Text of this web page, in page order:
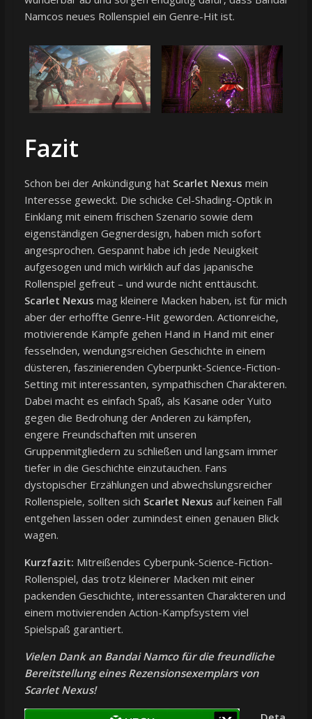
Namcos neues Rollenspiel ein Genre-Hit ist.
Fazit
Schon bei der Ankündigung hat Scarlet Nexus mein
Interesse geweckt. Die schicke Cel-Shading-Optik in
Einklang mit einem frischen Szenario sowie dem
eigenständigen Gegnerdesign, haben mich sofort
angesprochen. Gespannt habe ich jede Neuigkeit
aufgesogen und mich wirklich auf das japanische
Rollenspiel gefreut – und wurde nicht enttäuscht.
Scarlet Nexus mag kleinere Macken haben, ist für mich
aber der erhoffte Genre-Hit geworden. Actionreiche,
motivierende Kämpfe gehen Hand in Hand mit einer
fesselnden, wendungsreichen Geschichte in einem
düsteren, faszinierenden Cyberpunkt-Science-Fiction-
Setting mit interessanten, sympathischen Charakteren.
Dabei macht es einfach Spaß, als Kasane oder Yuito
gegen die Bedrohung der Anderen zu kämpfen,
engere Freundschaften mit unseren
Gruppenmitgliedern zu schließen und langsam immer
tiefer in die Geschichte einzutauchen. Fans
dystopischer Erzählungen und abwechslungsreicher
Rollenspiele, sollten sich Scarlet Nexus auf keinen Fall
entgehen lassen oder zumindest einen genauen Blick
wagen.
Kurzfazit: Mitreißendes Cyberpunk-Science-Fiction-
Rollenspiel, das trotz kleinerer Macken mit einer
packenden Geschichte, interessanten Charakteren und
einem motivierenden Action-Kampfsystem viel
Spielspaß garantiert.
Vielen Dank an Bandai Namco für die freundliche
Bereitstellung eines Rezensionsexemplars von
Scarlet Nexus!